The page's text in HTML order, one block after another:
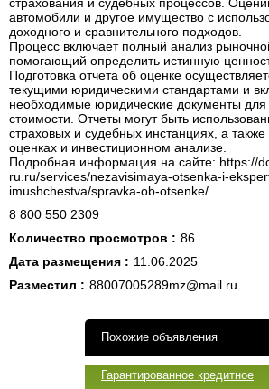
автомобили и другое имущество с
доходного и сравнительного подходов.
Процесс включает полный анализ
помогающий определить истинную
Подготовка отчета об оценке
текущими юридическими стандартами и
необходимые юридические документы для
стоимости. Отчеты могут быть
страховых и судебных инстанциях, а
оценках и инвестиционном анализе.
Подробная информация на сайте: https://
ru.ru/services/nezavisimaya-otsenka-i-
imushchestva/spravka-ob-otsenke/
8 800 550 2309
Количество просмотров : 86
Дата размещения : 11.06.2025
Разместил : 88007005289mz@mail.ru
Похожие объявления
Гарантированное кредитное